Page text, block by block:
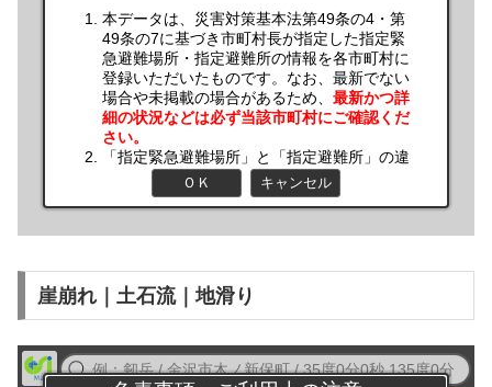
崖崩れ｜土石流｜地滑り